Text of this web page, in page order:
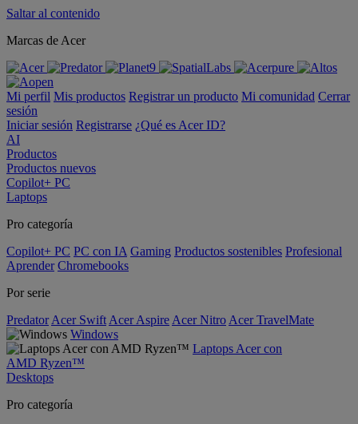
Saltar al contenido
Marcas de Acer
Mi perfil Mis productos Registrar un producto Mi comunidad Cerrar
sesión
Iniciar sesión Registrarse ¿Qué es Acer ID?
AI
Productos
Productos nuevos
Copilot+ PC
Laptops
Pro categoría
Copilot+ PC PC con IA Gaming Productos sostenibles Profesional
Aprender Chromebooks
Por serie
Predator Acer Swift Acer Aspire Acer Nitro Acer TravelMate
Windows
Laptops Acer con
AMD Ryzen™
Desktops
Pro categoría